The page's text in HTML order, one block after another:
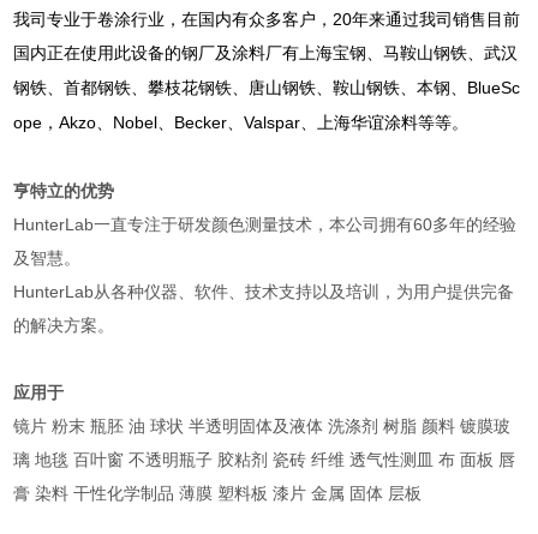
我司专业于卷涂行业，在国内有众多客户，20年来通过我司销售目前
国内正在使用此设备的钢厂及涂料厂有上海宝钢、马鞍山钢铁、武汉
钢铁、首都钢铁、攀枝花钢铁、唐山钢铁、鞍山钢铁、本钢、 BlueSc
ope ，Akzo、 Nobel、 Becker、Valspar、上海华谊涂料等等。
亨特立的优势
HunterLab一直专注于研发颜色测量技术，本公司拥有60多年的经验
及智慧。
HunterLab从各种仪器、软件、技术支持以及培训，为用户提供完备
的解决方案。
应用于
镜片 粉末 瓶胚 油 球状 半透明固体及液体 洗涤剂 树脂 颜料 镀膜玻
璃 地毯 百叶窗 不透明瓶子 胶粘剂 瓷砖 纤维 透气性测皿 布 面板 唇
膏 染料 干性化学制品 薄膜 塑料板 漆片 金属 固体 层板